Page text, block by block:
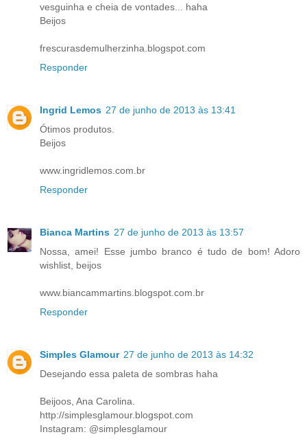
vesguinha e cheia de vontades... haha
Beijos
frescurasdemulherzinha.blogspot.com
Responder
Ingrid Lemos 27 de junho de 2013 às 13:41
Ótimos produtos.
Beijos
www.ingridlemos.com.br
Responder
Bianca Martins 27 de junho de 2013 às 13:57
Nossa, amei! Esse jumbo branco é tudo de bom! Adoro
wishlist, beijos
www.biancammartins.blogspot.com.br
Responder
Simples Glamour 27 de junho de 2013 às 14:32
Desejando essa paleta de sombras haha
Beijoos, Ana Carolina.
http://simplesglamour.blogspot.com
Instagram: @simplesglamour